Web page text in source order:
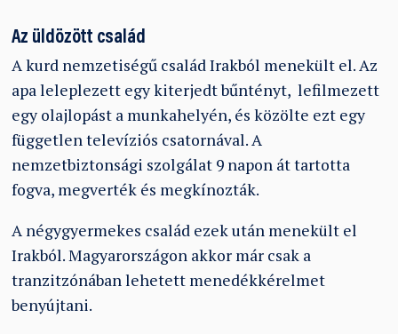
Az üldözött család
A kurd nemzetiségű család Irakból menekült el. Az
apa leleplezett egy kiterjedt bűntényt, lefilmezett
egy olajlopást a munkahelyén, és közölte ezt egy
független televíziós csatornával. A
nemzetbiztonsági szolgálat 9 napon át tartotta
fogva, megverték és megkínozták.
A négygyermekes család ezek után menekült el
Irakból. Magyarországon akkor már csak a
tranzitzónában lehetett menedékkérelmet
benyújtani.